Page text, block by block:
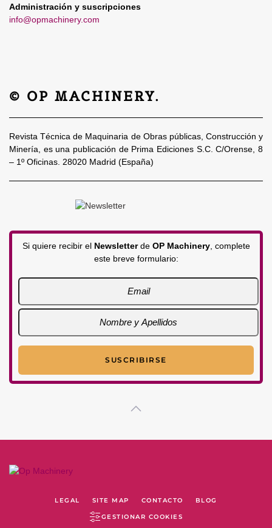
Administración y suscripciones
info@opmachinery.com
© OP MACHINERY.
Revista Técnica de Maquinaria de Obras públicas, Construcción y
Minería, es una publicación de Prima Ediciones S.C. C/Orense, 8
– 1º Oficinas. 28020 Madrid (España)
Si quiere recibir el Newsletterde OP Machinery, complete
este breve formulario:
LEGAL SITE MAP CONTACTO BLOG
GESTIONAR COOKIES